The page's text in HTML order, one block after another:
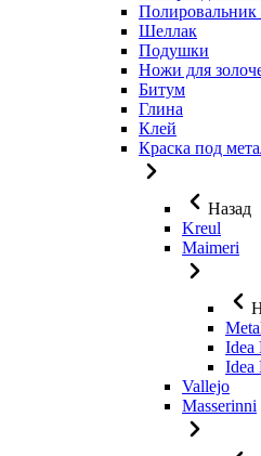
Полировальник
Шеллак
Подушки
Ножи для
Битум
Глина
Клей
Краска под
Назад
Kreul
Maimeri
Idea
Idea
Vallejo
Masserinni